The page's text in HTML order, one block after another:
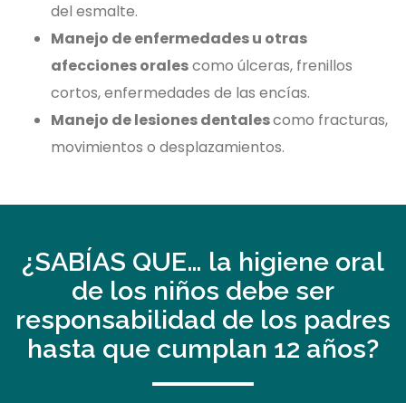
del esmalte.
Manejo de enfermedades u otras
afecciones oralescomo úlceras, frenillos
cortos, enfermedades de las encías.
Manejo de lesiones dentalescomo fracturas,
movimientos o desplazamientos.
¿SABÍAS QUE… la higiene oral
de los niños debe ser
responsabilidad de los padres
hasta que cumplan 12 años?